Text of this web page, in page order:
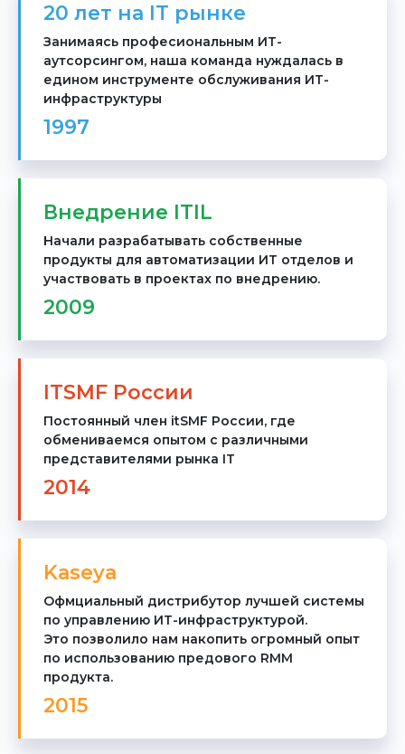
20 лет на IT рынке
Занимаясь професиональным ИТ-
аутсорсингом, наша команда нуждалась в
едином инструменте обслуживания ИТ-
инфраструктуры
1997
Внедрение ITIL
Начали разрабатывать собственные
продукты для автоматизации ИТ отделов и
участвовать в проектах по внедрению.
2009
ITSMF России
Постоянный член itSMF России, где
обмениваемся опытом с различными
представителями рынка IT
2014
Kaseya
Офмциальный дистрибутор лучшей системы
по управлению ИТ-инфраструктурой.
Это позволило нам накопить огромный опыт
по использованию предового RMM
продукта.
2015